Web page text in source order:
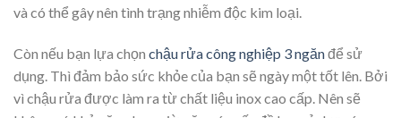
và có thể gây nên tình trạng nhiễm độc kim loại.
Còn nếu bạn lựa chọn chậu rửa công nghiệp 3 ngănđể sử
dụng. Thì đảm bảo sức khỏe của bạn sẽ ngày một tốt lên. Bởi
vì chậu rửa được làm ra từ chất liệu inox cao cấp. Nên sẽ